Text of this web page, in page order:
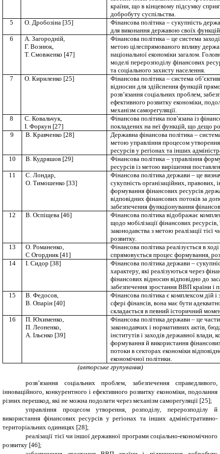
країни, що в кінцевому підсумку
добробуту суспільства.
5
О. Дробозіна [35]
Фінансова політика – сукупність
для виконання державою своїх
6
А. Загородній,
Г. Вознюк,
Т. Смовженко [47]
Фінансова політика – це система
метою цілеспрямованого впливу
національної економіки загалом.
моделі перерозподілу фінансових
та соціального захисту населення.
7
О. Кириленко [25]
Фінансова політика – система
відносин для здійснення функцій
розв’язання соціальних проблем,
ефективного розвитку економіки,
механізм саморегуляції.
8
С. Ковальчук,
І. Форкун[27]
Фінансова політика пов’язана із
покладених на неї функцій, що дещо
9
В. Кравченко [28]
Державна фінансова політика –
метою управління процесом
ресурсів у регіонах та інших
10
В. Кудряшов[29]
Фінансова політика – управління
ресурсів із метою вирішення
11
С. Лондар,
О. Тимошенко [33]
Фінансова політика держави – це
сукупність організаційних,
формування фінансових ресурсів
відповідних фінансових потоків за
забезпечення функціонування
12
В. Оспіщева [46]
Фінансова політика відображає
щодо мобілізації фінансових
законодавства з метою реалізації
розвитку.
13
О. Романенко,
С Огордник[41]
Фінансова політика реалізується в
спрямовується процес формування,
14
І. Сидор [38]
Фінансова політика держави –
характеру, які реалізуються через
фінансових відносин відповідно до
забезпечення зростання ВВП країни і
15
В. Федосов,
В. Опарін[40]
Фінансова політика є комплексом дій
сфері фінансів, вона має бути
складається в певний історичний
16
П. Юхименко,
П. Леоненко,
А. Ільєнко [39]
Фінансова політика держави – це
законодавчих і нормативних актів,
інститутів і заходів державної
формування й використання
потоки в секторах економіки
економічної політики.
(авторське групування)
розв’язання соціальних проблем, забезпечення справедливого,
інноваційного, конкурентного і ефективного розвитку економіки, подолання
різних перешкод, які не можна подолати через механізм саморегуляції [25];
управління процесом утворення, розподілу, перерозподілу й
використання фінансових ресурсів у регіонах та інших адміністративно-
територіальних одиницях [28];
реалізації тієї чи іншої державної програми соціально-економічного
розвитку [46];